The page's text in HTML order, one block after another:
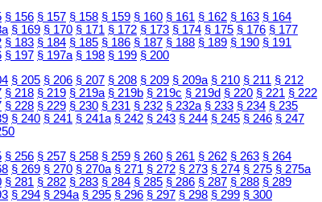
§ 156 § 157 § 158 § 159 § 160 § 161 § 162 § 163 § 164
§ 169 § 170 § 171 § 172 § 173 § 174 § 175 § 176 § 177
§ 183 § 184 § 185 § 186 § 187 § 188 § 189 § 190 § 191
§ 197 § 197a § 198 § 199 § 200
§ 205 § 206 § 207 § 208 § 209 § 209a § 210 § 211 § 212
§ 218 § 219 § 219a § 219b § 219c § 219d § 220 § 221 § 222
§ 228 § 229 § 230 § 231 § 232 § 232a § 233 § 234 § 235
§ 240 § 241 § 241a § 242 § 243 § 244 § 245 § 246 § 247
§ 256 § 257 § 258 § 259 § 260 § 261 § 262 § 263 § 264
§ 269 § 270 § 270a § 271 § 272 § 273 § 274 § 275 § 275a
§ 281 § 282 § 283 § 284 § 285 § 286 § 287 § 288 § 289
§ 294 § 294a § 295 § 296 § 297 § 298 § 299 § 300